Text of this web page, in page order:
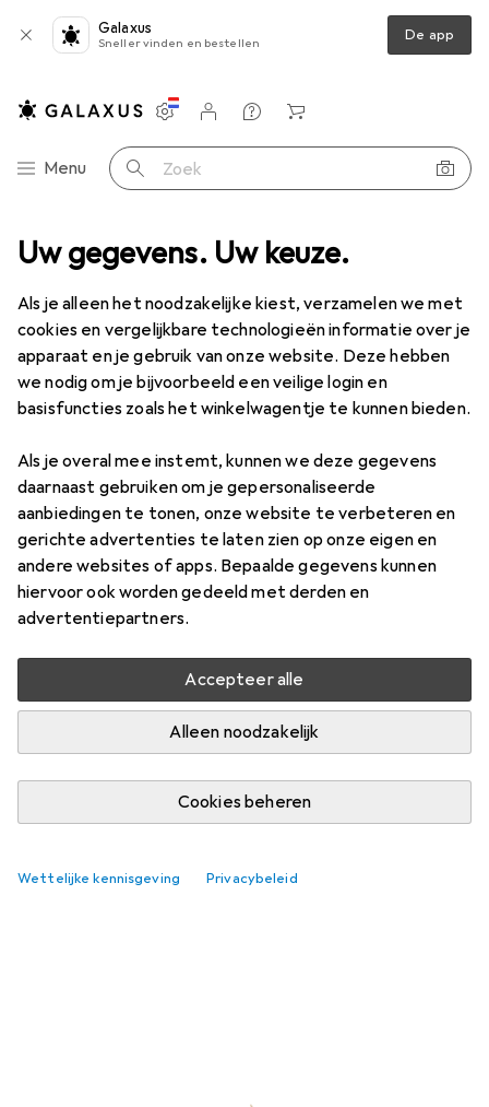
Uw gegevens. Uw keuze.
Als je alleen het noodzakelijke kiest, verzamelen we met
cookies en vergelijkbare technologieën informatie over je
apparaat en je gebruik van onze website. Deze hebben
we nodig om je bijvoorbeeld een veilige login en
basisfuncties zoals het winkelwagentje te kunnen bieden.
Als je overal mee instemt, kunnen we deze gegevens
daarnaast gebruiken om je gepersonaliseerde
aanbiedingen te tonen, onze website te verbeteren en
gerichte advertenties te laten zien op onze eigen en
andere websites of apps. Bepaalde gegevens kunnen
hiervoor ook worden gedeeld met derden en
advertentiepartners.
Accepteer alle
Alleen noodzakelijk
Cookies beheren
Wettelijke kennisgeving Privacybeleid
Galaxus
Sneller vinden en bestellen De app
Categorie navigatie
Menu Zoek op
Instellingen
Klantenaccount
Produktvergelijking
Verlanglijstje
Winkelmandje
Huishouden Keuken Bakken
Pizza accessoires
ProductenForum